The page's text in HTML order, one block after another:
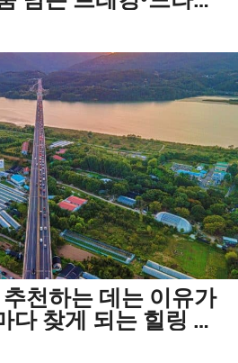
천하는 데는 이유가
다 찾게 되는 힐링 드